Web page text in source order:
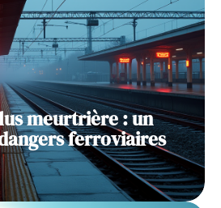
meurtrière : un
ferroviaires